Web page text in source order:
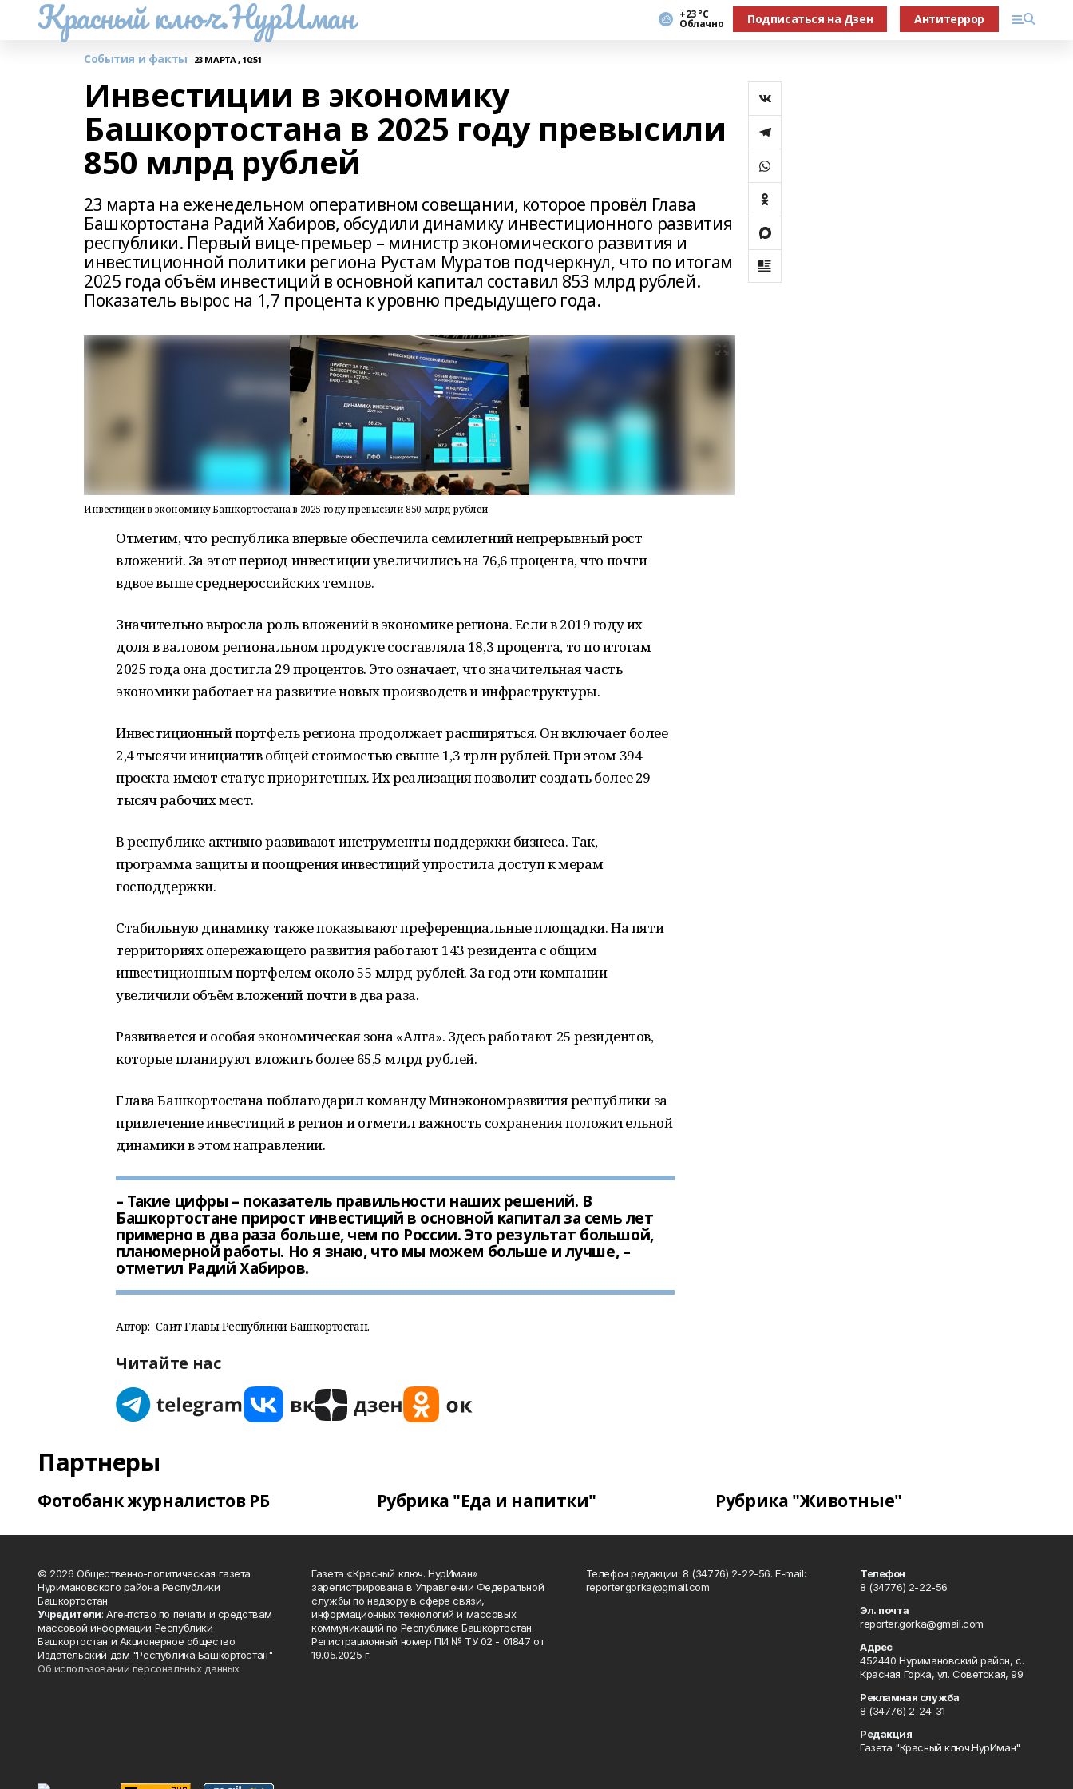
Красный ключ.НурИман +23 °С
Облачно Подписаться на Дзен Антитеррор
События и факты 23 МАРТА , 10:51
Инвестиции в экономику
Башкортостана в 2025 году превысили
850 млрд рублей
23 марта на еженедельном оперативном совещании, которое провёл Глава
Башкортостана Радий Хабиров, обсудили динамику инвестиционного развития
республики. Первый вице-премьер – министр экономического развития и
инвестиционной политики региона Рустам Муратов подчеркнул, что по итогам
2025 года объём инвестиций в основной капитал составил 853 млрд рублей.
Показатель вырос на 1,7 процента к уровню предыдущего года.
Инвестиции в экономику Башкортостана в 2025 году превысили 850 млрд рублей
Отметим, что республика впервые обеспечила семилетний непрерывный рост
вложений. За этот период инвестиции увеличились на 76,6 процента, что почти
вдвое выше среднероссийских темпов.
Значительно выросла роль вложений в экономике региона. Если в 2019 году их
доля в валовом региональном продукте составляла 18,3 процента, то по итогам
2025 года она достигла 29 процентов. Это означает, что значительная часть
экономики работает на развитие новых производств и инфраструктуры.
Инвестиционный портфель региона продолжает расширяться. Он включает более
2,4 тысячи инициатив общей стоимостью свыше 1,3 трлн рублей. При этом 394
проекта имеют статус приоритетных. Их реализация позволит создать более 29
тысяч рабочих мест.
В республике активно развивают инструменты поддержки бизнеса. Так,
программа защиты и поощрения инвестиций упростила доступ к мерам
господдержки.
Стабильную динамику также показывают преференциальные площадки. На пяти
территориях опережающего развития работают 143 резидента с общим
инвестиционным портфелем около 55 млрд рублей. За год эти компании
увеличили объём вложений почти в два раза.
Развивается и особая экономическая зона «Алга». Здесь работают 25 резидентов,
которые планируют вложить более 65,5 млрд рублей.
Глава Башкортостана поблагодарил команду Минэкономразвития республики за
привлечение инвестиций в регион и отметил важность сохранения положительной
динамики в этом направлении.
– Такие цифры – показатель правильности наших решений. В
Башкортостане прирост инвестиций в основной капитал за семь лет
примерно в два раза больше, чем по России. Это результат большой,
планомерной работы. Но я знаю, что мы можем больше и лучше, –
отметил Радий Хабиров.
Автор: Сайт Главы Республики Башкортостан.
Читайте нас
Партнеры
Фотобанк журналистов РБ Рубрика "Еда и напитки" Рубрика "Животные"
© 2026 Общественно-политическая газета
Нуримановского района Республики
Башкортостан
Учредители: Агентство по печати и средствам
массовой информации Республики
Башкортостан и Акционерное общество
Издательский дом "Республика Башкортостан"
Об использовании персональных данных
Газета «Красный ключ. НурИман»
зарегистрирована в Управлении Федеральной
службы по надзору в сфере связи,
информационных технологий и массовых
коммуникаций по Республике Башкортостан.
Регистрационный номер ПИ № ТУ 02 - 01847 от
19.05.2025 г.
Телефон редакции: 8 (34776) 2-22-56. E-mail:
reporter.gorka@gmail.com
Телефон
8 (34776) 2-22-56
Эл. почта
reporter.gorka@gmail.com
Адрес
452440 Нуримановский район, с.
Красная Горка, ул. Советская, 99
Рекламная служба
8 (34776) 2-24-31
Редакция
Газета "Красный ключ.НурИман"